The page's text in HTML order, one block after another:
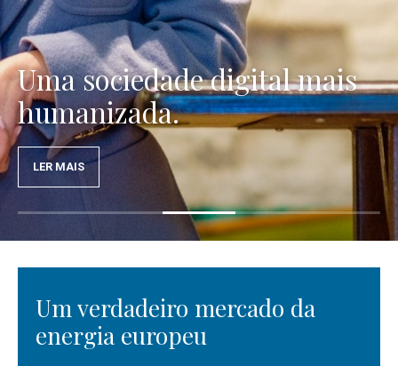
Os consumidores no centro
das decisões políticas.
LER MAIS
Um verdadeiro mercado da
energia europeu